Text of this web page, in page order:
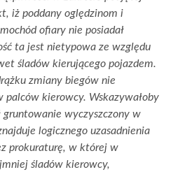
iż poddany oględzinom i
ofiary nie posiadał
ta jest nietypowa ze względu
śladów kierującego pojazdem.
zmiany biegów nie
kierowcy. Wskazywałoby
wyczyszczony w
logicznego uzasadnienia
prokuraturę, w której w
śladów kierowcy,